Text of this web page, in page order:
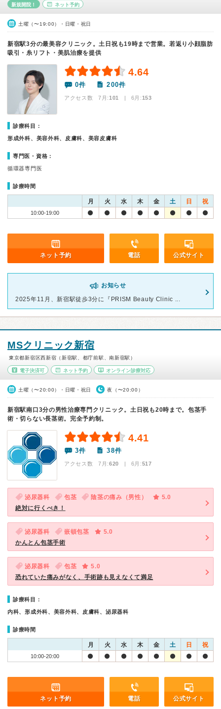
新規開院！ ネット予約
土曜（〜19:00）・日曜・祝日
新宿駅3分の最美容クリニック。土日祝も19時まで営業。若返り小顔脂肪
吸引・糸リフト・美肌治療を提供
4.64
0件 200件
アクセス数 7月:101 | 6月:153
診療科目：
形成外科、美容外科、皮膚科、美容皮膚科
専門医・資格：
循環器専門医
診療時間
月 火 水 木 金 土 日 祝
10:00-19:00
ネット予約 電話 公式サイト
お知らせ
2025年11月、新宿駅徒歩3分に『PRISM Beauty Clinic ...
MSクリニック新宿
東京都新宿区西新宿（新宿駅、都庁前駅、南新宿駅）
電子決済可 ネット予約 オンライン診療対応
土曜（〜20:00）・日曜・祝日 夜（〜20:00）
新宿駅南口3分の男性治療専門クリニック。土日祝も20時まで。包茎手
術・切らない長茎術。完全予約制。
4.41
3件 38件
アクセス数 7月:620 | 6月:517
泌尿器科 包茎 陰茎の痛み（男性）
5.0
絶対に行くべき！
泌尿器科 嵌頓包茎
5.0
かんとん包茎手術
泌尿器科 包茎
5.0
恐れていた痛みがなく、手術跡も見えなくて満足
診療科目：
内科、形成外科、美容外科、皮膚科、泌尿器科
診療時間
月 火 水 木 金 土 日 祝
10:00-20:00
ネット予約 電話 公式サイト